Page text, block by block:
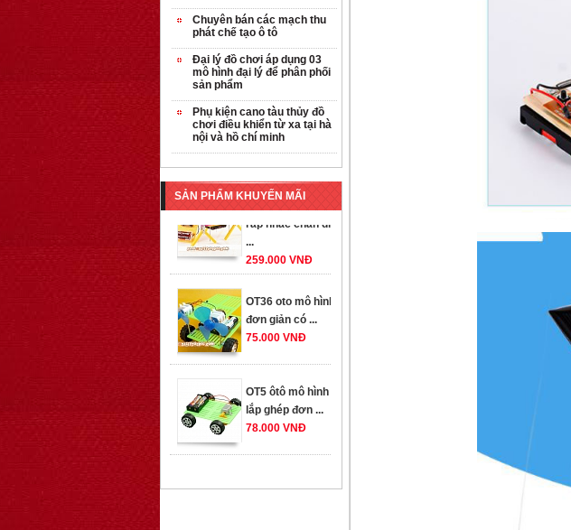
Chuyên bán các mạch thu
phát chế tạo ô tô
Đại lý đồ chơi áp dụng 03
mô hình đại lý để phân phối
sản phẩm
Phụ kiện cano tàu thủy đồ
chơi điều khiển từ xa tại hà
nội và hồ chí minh
SẢN PHẨM KHUYẾN MÃI
OT35 robot lắp
ráp nhấc chân di
259.000 VNĐ
OT36 oto mô hình
75.000 VNĐ
78.000 VNĐ